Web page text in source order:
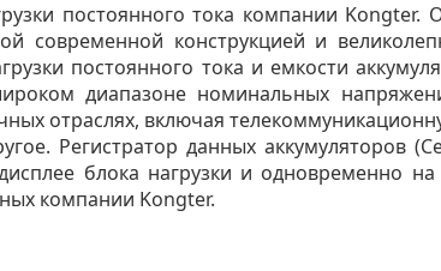
постоянного тока компании
современной конструкцией и
постоянного тока и емкости
диапазоне номинальных
отраслях, включая
Регистратор данных аккумуляторов
блока нагрузки и одновременно
компании Kongter.